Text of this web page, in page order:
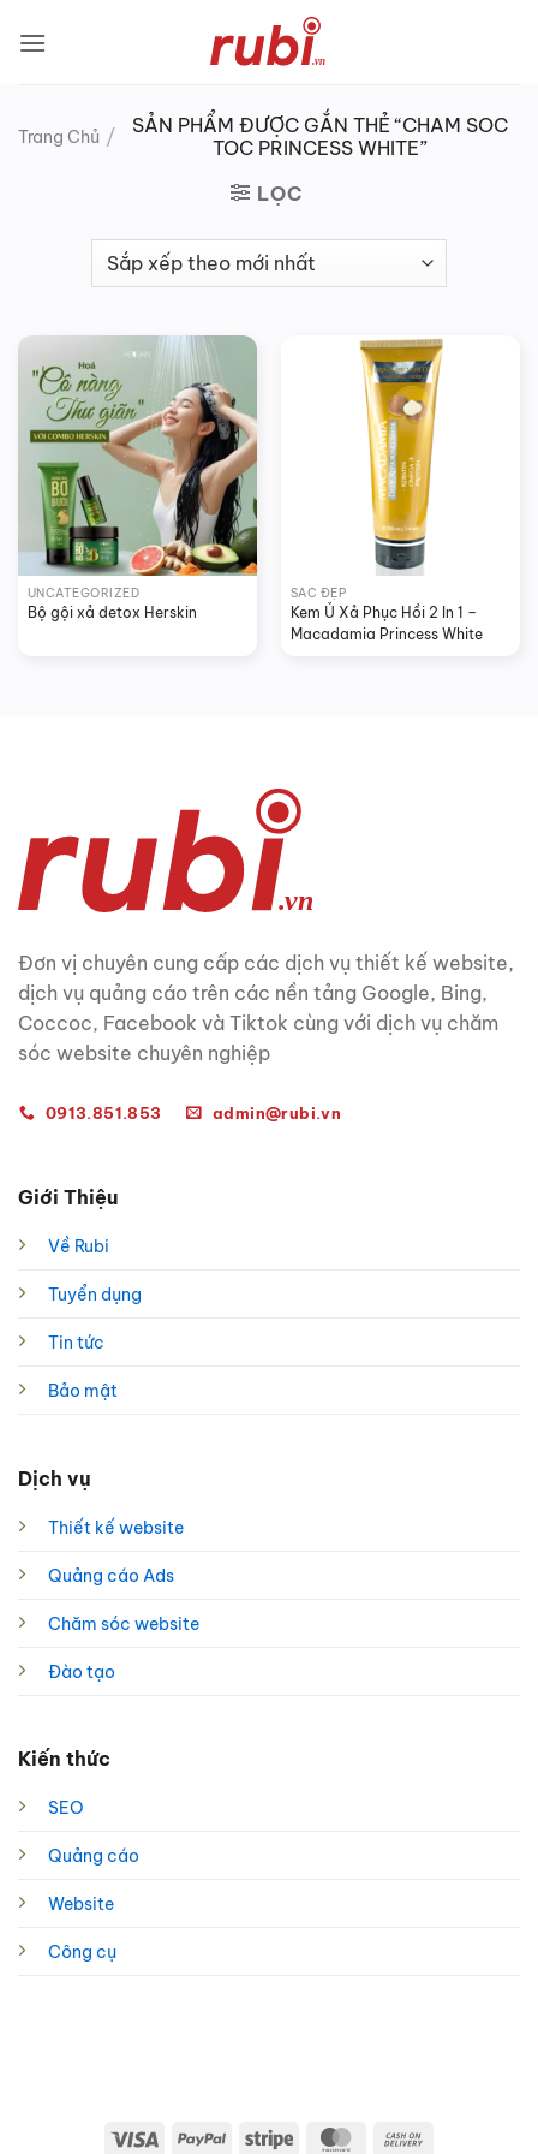
qua
Trang Chủ /
SẢN PHẨM ĐƯỢC GẮN THẺ “CHAM SOC
TOC PRINCESS WHITE”
LỌC
UNCATEGORIZED
Bộ gội xả detox Herskin
SẮC ĐẸP
Kem Ủ Xả Phục Hồi 2 In 1 –
Macadamia Princess White
Đơn vị chuyên cung cấp các dịch vụ thiết kế website,
dịch vụ quảng cáo trên các nền tảng Google, Bing,
Coccoc, Facebook và Tiktok cùng với dịch vụ chăm
sóc website chuyên nghiệp
0913.851.853 admin@rubi.vn
Giới Thiệu
Về Rubi
Tuyển dụng
Tin tức
Bảo mật
Dịch vụ
Thiết kế website
Quảng cáo Ads
Chăm sóc website
Đào tạo
Kiến thức
SEO
Quảng cáo
Website
Công cụ
Visa PayPal Stripe MasterCard